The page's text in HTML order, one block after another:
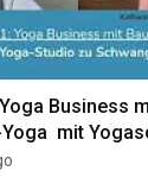
Business
mit